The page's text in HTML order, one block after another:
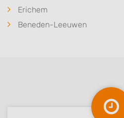
Erichem
Beneden-Leeuwen